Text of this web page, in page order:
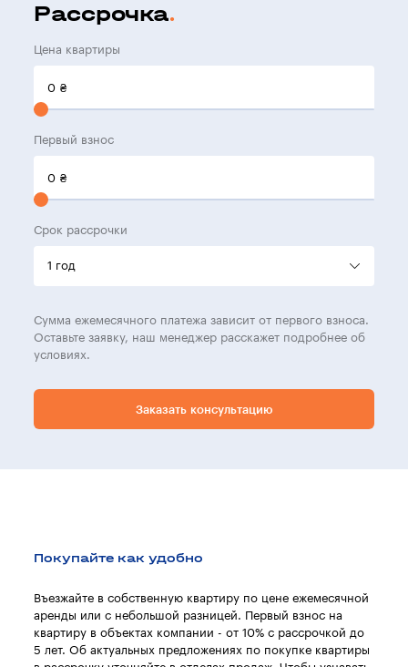
Рассрочка
Цена квартиры
0 ₴
Первый взнос
0 ₴
Срок рассрочки
Сумма ежемесячного платежа зависит от первого взноса.
Оставьте заявку, наш менеджер расскажет подробнее об
условиях.
Заказать консультацию
Покупайте как удобно
Въезжайте в собственную квартиру по цене ежемесячной
аренды или с небольшой разницей. Первый взнос на
квартиру в объектах компании - от 10% с рассрочкой до
5 лет. Об актуальных предложениях по покупке квартиры